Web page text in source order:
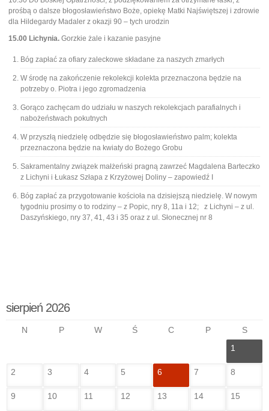
prośbą o dalsze błogosławieństwo Boże, opiekę Matki Najświętszej i zdrowie
dla Hildegardy Madaler z okazji 90 – tych urodzin
15.00 Lichynia. Gorzkie żale i kazanie pasyjne
Bóg zapłać za ofiary zaleckowe składane za naszych zmarłych
W środę na zakończenie rekolekcji kolekta przeznaczona będzie na
potrzeby o. Piotra i jego zgromadzenia
Gorąco zachęcam do udziału w naszych rekolekcjach parafialnych i
nabożeństwach pokutnych
W przyszłą niedzielę odbędzie się błogosławieństwo palm; kolekta
przeznaczona będzie na kwiaty do Bożego Grobu
Sakramentalny związek małżeński pragną zawrzeć Magdalena Barteczko
z Lichyni i Łukasz Szłapa z Krzyżowej Doliny – zapowiedź I
Bóg zapłać za przygotowanie kościoła na dzisiejszą niedzielę. W nowym
tygodniu prosimy o to rodziny – z Popic, nry 8, 11a i 12; z Lichyni – z ul.
Daszyńskiego, nry 37, 41, 43 i 35 oraz z ul. Słonecznej nr 8
sierpień 2026
N P W Ś C P
S
1
2 3 4 5 6 7 8
9 10 11 12 13 14 15